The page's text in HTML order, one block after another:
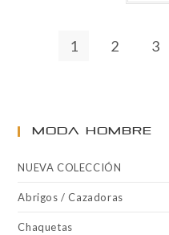
1 2 3
MODA HOMBRE
NUEVA COLECCIÓN
Abrigos / Cazadoras
Chaquetas